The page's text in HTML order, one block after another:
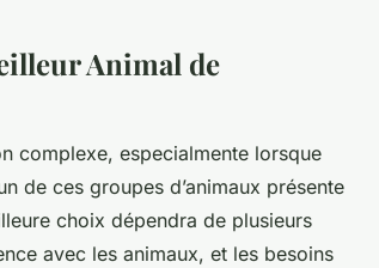
Animal de
complexe, especialmente lorsque
de ces groupes d’animaux présente
choix dépendra de plusieurs
avec les animaux, et les besoins